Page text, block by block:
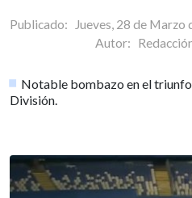
Publicado: Jueves, 28 de Marzo
Autor:
Notable bombazo en el
División.